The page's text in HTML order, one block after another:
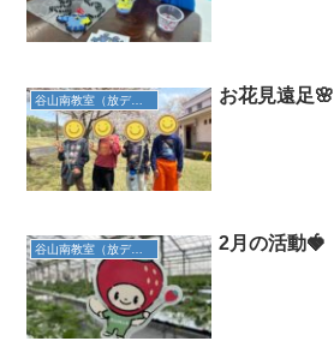
谷山南教室（放デイ） お花見遠足🌸
谷山南教室（放デイ） 2月の活動🍓